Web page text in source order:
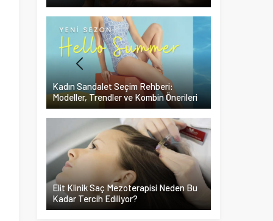
Kadın Sandalet Seçim Rehberi:
Modeller, Trendler ve Kombin Önerileri
Elit Klinik Saç Mezoterapisi Neden Bu
Kadar Tercih Ediliyor?